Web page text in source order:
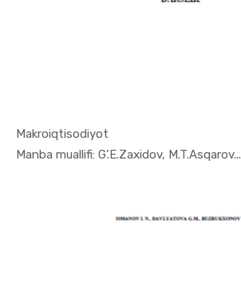
Makroiqtisodiyot
Manba muallifi: G’.E.Zaxidov, M.T.Asqarov...
In Makroiq...